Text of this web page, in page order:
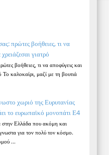
πρώτες βοήθειες, τι να
γιατρό
βοήθειες, τι να αποφύγεις και
Το καλοκαίρι, μαζί με τη βουτιά
χωριό της Ευρυτανίας
το ευρωπαϊκό μονοπάτι Ε4
στην Ελλάδα που ακόμη και
για τον πολύ τον κόσμο.
...